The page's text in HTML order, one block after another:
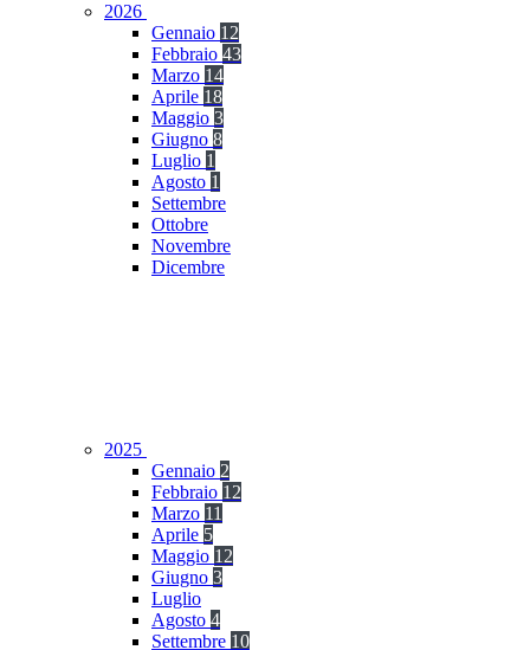
2026
Gennaio 12
Febbraio 43
Marzo 14
Aprile 18
Maggio 3
Giugno 8
Luglio 1
Agosto 1
Settembre
Ottobre
Novembre
Dicembre
2025
Gennaio 2
Febbraio 12
Marzo 11
Aprile 5
Maggio 12
Giugno 3
Luglio
Agosto 4
Settembre 10